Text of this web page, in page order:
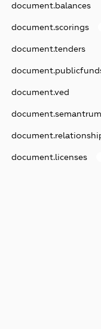
document.balances
document.scorings
document.tenders
document.ved
document.semantrum
document.licenses